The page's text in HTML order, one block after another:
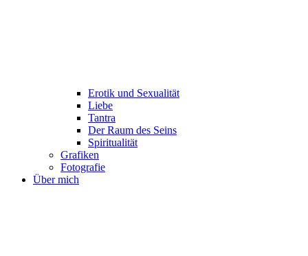
Erotik und Sexualität
Liebe
Tantra
Der Raum des Seins
Spiritualität
Grafiken
Fotografie
Über mich